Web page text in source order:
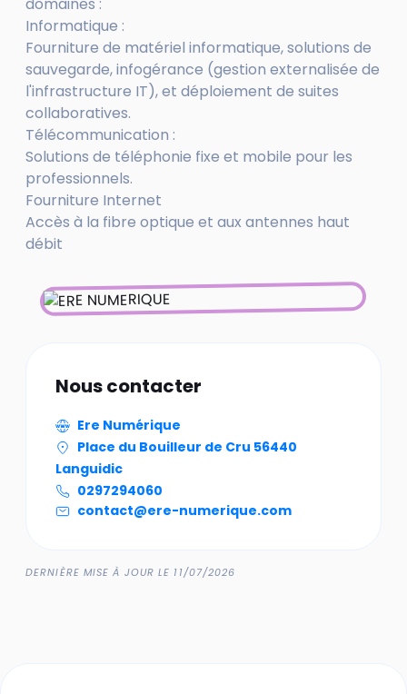
domaines :
Informatique :
Fourniture de matériel informatique, solutions de
sauvegarde, infogérance (gestion externalisée de
l'infrastructure IT), et déploiement de suites
collaboratives.
Télécommunication :
Solutions de téléphonie fixe et mobile pour les
professionnels.
Fourniture Internet
Accès à la fibre optique et aux antennes haut
débit
Nous contacter
Ere Numérique
Place du Bouilleur de Cru 56440
Languidic
0297294060
contact@ere-numerique.com
DERNIÈRE MISE À JOUR LE 11/07/2026